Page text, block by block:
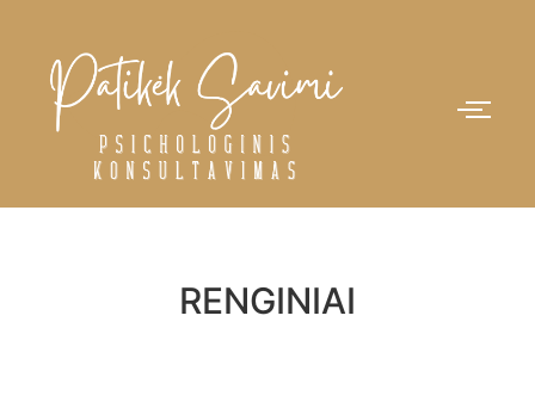
RENGINIAI